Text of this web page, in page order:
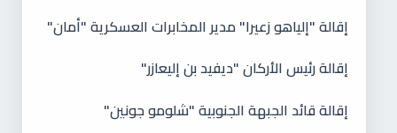
إقالة "إلياهو زعيرا" مدير المخابرات العسكرية "أمان"
إقالة رئيس الأركان "ديفيد بن إليعازر"
إقالة قائد الجبهة الجنوبية "شلومو جونين"